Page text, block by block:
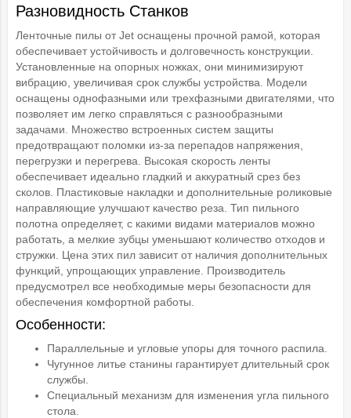
Разновидность Станков
Ленточные пилы от Jet оснащены прочной рамой, которая
обеспечивает устойчивость и долговечность конструкции.
Установленные на опорных ножках, они минимизируют
вибрацию, увеличивая срок службы устройства. Модели
оснащены однофазными или трехфазными двигателями, что
позволяет им легко справляться с разнообразными
задачами. Множество встроенных систем защиты
предотвращают поломки из-за перепадов напряжения,
перегрузки и перегрева. Высокая скорость ленты
обеспечивает идеально гладкий и аккуратный срез без
сколов. Пластиковые накладки и дополнительные роликовые
направляющие улучшают качество реза. Тип пильного
полотна определяет, с какими видами материалов можно
работать, а мелкие зубцы уменьшают количество отходов и
стружки. Цена этих пил зависит от наличия дополнительных
функций, упрощающих управление. Производитель
предусмотрел все необходимые меры безопасности для
обеспечения комфортной работы.
Особенности:
Параллельные и угловые упоры для точного распила.
Чугунное литье станины гарантирует длительный срок
службы.
Специальный механизм для изменения угла пильного
стола.